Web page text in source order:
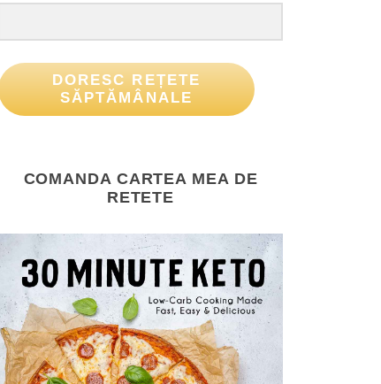
DORESC REȚETE
SĂPTĂMÂNALE
COMANDA CARTEA MEA DE
RETETE